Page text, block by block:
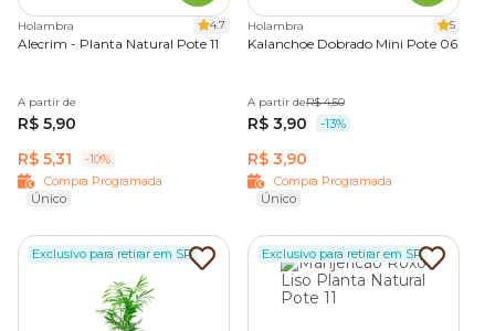
Holambra 4.7
Alecrim - Planta Natural Pote 11
A partir de
R$ 5,90
R$ 5,31
-10%
Compra Programada
Único
Holambra 5
Kalanchoe Dobrado Mini Pote 06
A partir deR$ 4,50
R$ 3,90 -13%
R$ 3,90
Compra Programada
Único
Exclusivo para retirar em SP Exclusivo para retirar em SP